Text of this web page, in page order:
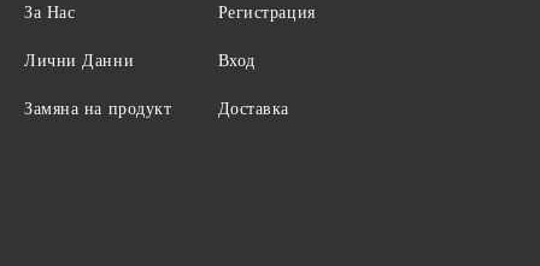
За Нас
Лични Данни
Замяна на продукт
Регистрация
Вход
Доставка